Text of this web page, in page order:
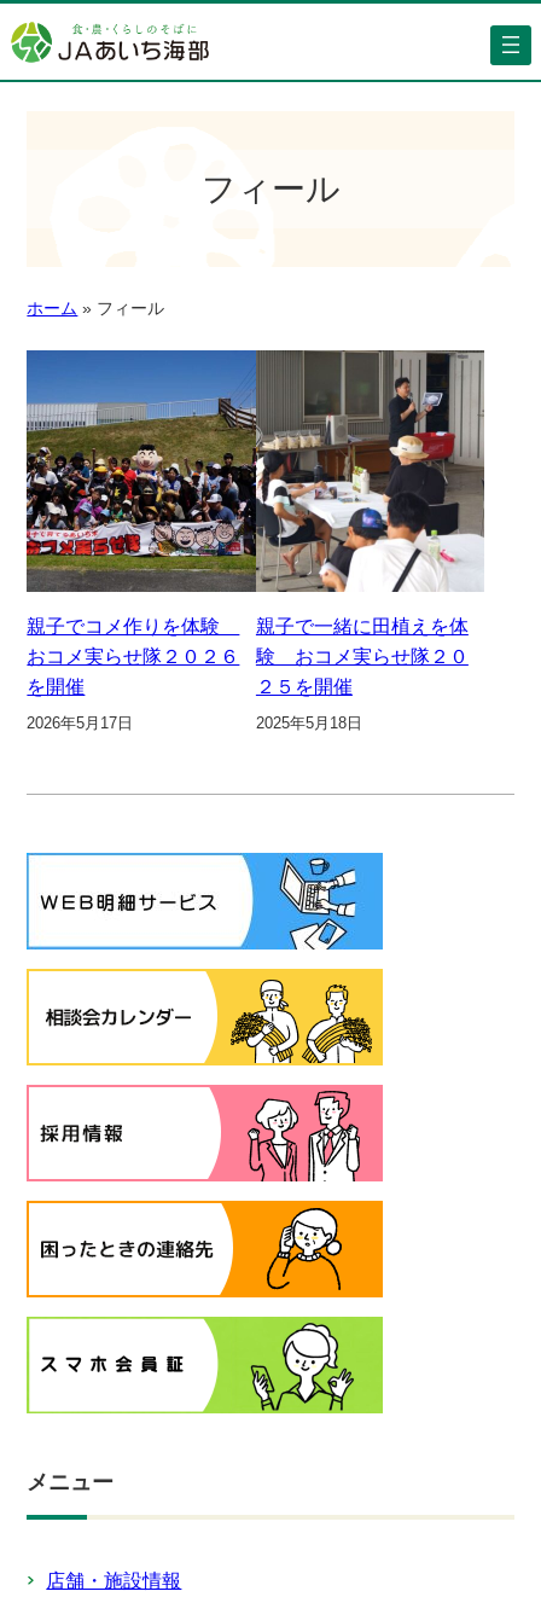
フィール
ホーム » フィール
親子でコメ作りを体験
おコメ実らせ隊２０２６
を開催
2026年5月17日
親子で一緒に田植えを体
験 おコメ実らせ隊２０
２５を開催
2025年5月18日
メニュー
店舗・施設情報